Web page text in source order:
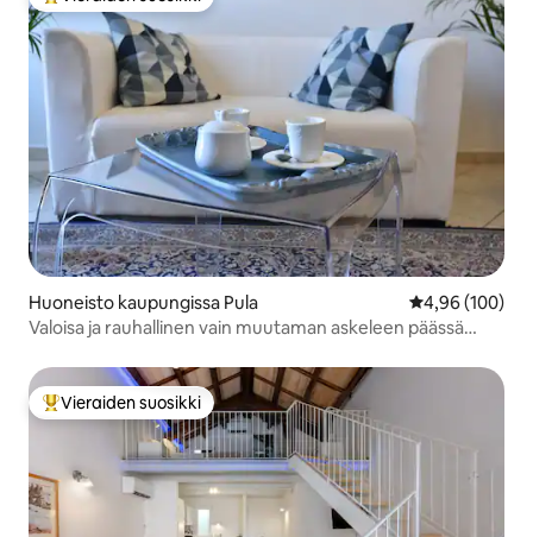
Vieraiden suosikkien parhaimmistoa
Huoneisto kaupungissa Pula
4,96 (100)
Valoisa ja rauhallinen vain muutaman askeleen päässä
Vieraiden suosikkien parhaimmistoa
Vieraiden suosikki